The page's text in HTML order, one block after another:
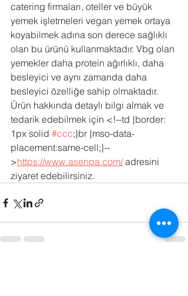
catering firmaları, oteller ve büyük
yemek işletmeleri vegan yemek ortaya
koyabilmek adına son derece sağlıklı
olan bu ürünü kullanmaktadır. Vbg olan
yemekler daha protein ağırlıklı, daha
besleyici ve aynı zamanda daha
besleyici özelliğe sahip olmaktadır.
Ürün hakkında detaylı bilgi almak ve
tedarik edebilmek için <!--td {border:
1px solid #ccc;}br {mso-data-
placement:same-cell;}--
>https://www.asenpa.com/ adresini
ziyaret edebilirsiniz.